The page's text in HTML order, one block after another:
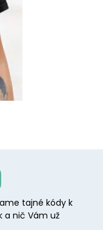
tajné kódy k
a nič Vám už